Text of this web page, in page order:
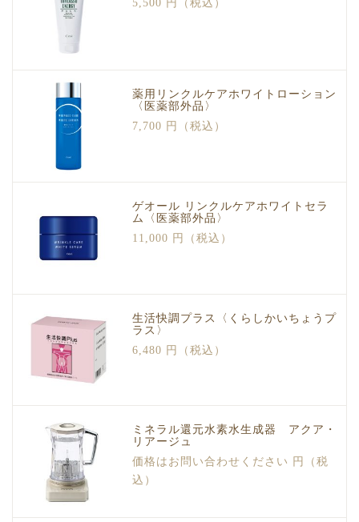
5,500 円（税込）
薬用リンクルケアホワイトローション
〈医薬部外品〉
7,700 円（税込）
ゲオール リンクルケアホワイトセラ
ム〈医薬部外品〉
11,000 円（税込）
生活快調プラス〈くらしかいちょうプ
ラス〉
6,480 円（税込）
ミネラル還元水素水生成器 アクア・
リアージュ
価格はお問い合わせください 円（税
込）